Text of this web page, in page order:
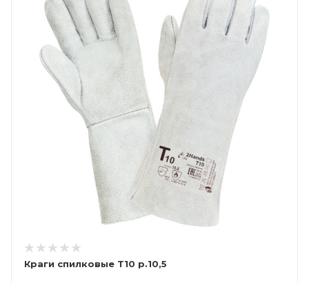
Краги спилковые Т10 р.10,5